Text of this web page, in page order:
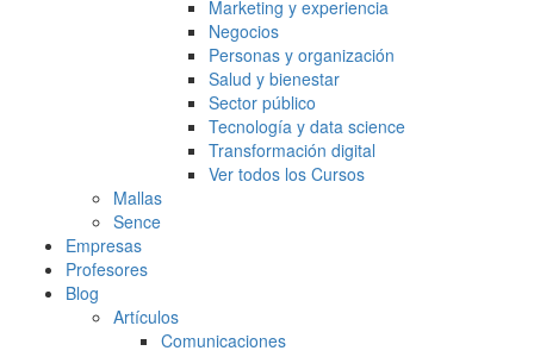
Marketing y experiencia
Negocios
Personas y organización
Salud y bienestar
Sector público
Tecnología y data science
Transformación digital
Ver todos los Cursos
Mallas
Sence
Empresas
Profesores
Blog
Artículos
Comunicaciones